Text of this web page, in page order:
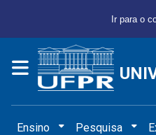
Ir para o
Ensino Pesquisa